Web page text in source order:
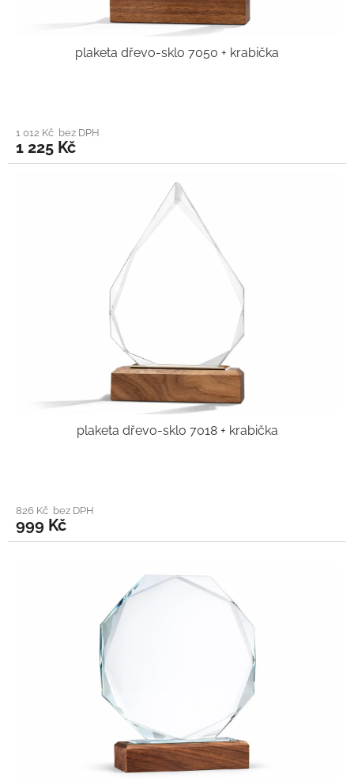
plaketa dřevo-sklo 7050 + krabička
1 012 Kč bez DPH
1 225 Kč
plaketa dřevo-sklo 7018 + krabička
826 Kč bez DPH
999 Kč